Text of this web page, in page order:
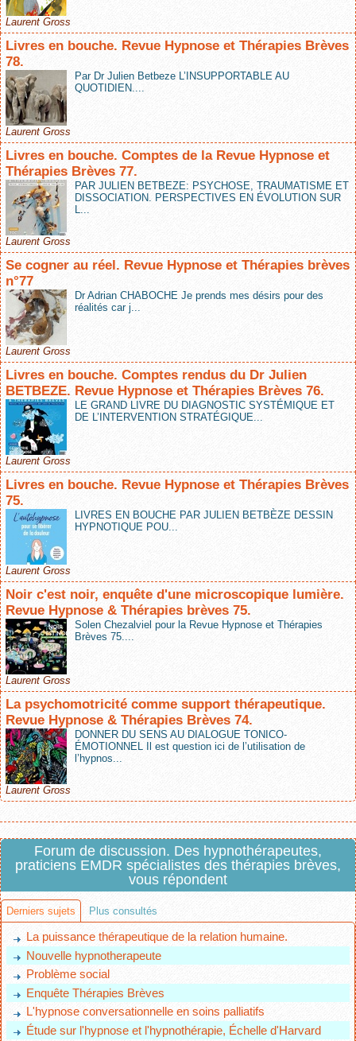
Laurent Gross
Livres en bouche. Revue Hypnose et Thérapies Brèves
78.
Par Dr Julien Betbeze L’INSUPPORTABLE AU
QUOTIDIEN....
Laurent Gross
Livres en bouche. Comptes de la Revue Hypnose et
Thérapies Brèves 77.
PAR JULIEN BETBEZE: PSYCHOSE, TRAUMATISME ET
DISSOCIATION. PERSPECTIVES EN ÉVOLUTION SUR
L...
Laurent Gross
Se cogner au réel. Revue Hypnose et Thérapies brèves
n°77
Dr Adrian CHABOCHE Je prends mes désirs pour des
réalités car j...
Laurent Gross
Livres en bouche. Comptes rendus du Dr Julien
BETBEZE. Revue Hypnose et Thérapies Brèves 76.
LE GRAND LIVRE DU DIAGNOSTIC SYSTÉMIQUE ET
DE L’INTERVENTION STRATÉGIQUE...
Laurent Gross
Livres en bouche. Revue Hypnose et Thérapies Brèves
75.
LIVRES EN BOUCHE PAR JULIEN BETBÈZE DESSIN
HYPNOTIQUE POU...
Laurent Gross
Noir c'est noir, enquête d'une microscopique lumière.
Revue Hypnose & Thérapies brèves 75.
Solen Chezalviel pour la Revue Hypnose et Thérapies
Brèves 75....
Laurent Gross
La psychomotricité comme support thérapeutique.
Revue Hypnose & Thérapies Brèves 74.
DONNER DU SENS AU DIALOGUE TONICO-
ÉMOTIONNEL Il est question ici de l’utilisation de
l’hypnos...
Laurent Gross
Forum de discussion. Des hypnothérapeutes,
praticiens EMDR spécialistes des thérapies brèves,
vous répondent
Derniers sujets Plus consultés
La puissance thérapeutique de la relation humaine.
Nouvelle hypnotherapeute
Problème social
Enquête Thérapies Brèves
L'hypnose conversationnelle en soins palliatifs
Étude sur l'hypnose et l'hypnothérapie, Échelle d'Harvard